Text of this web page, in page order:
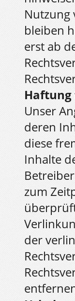
Nutzung
bleiben
erst ab
Unser
deren
diese
Inhalte
zum
der